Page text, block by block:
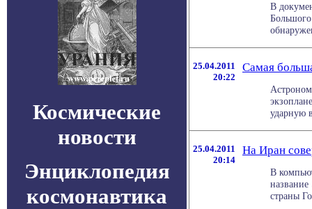
Космические
новости
Энциклопедия
космонавтика
В
25.04.2011
20:22
Самая
ударную
25.04.2011
20:14
На Иран
В
страны